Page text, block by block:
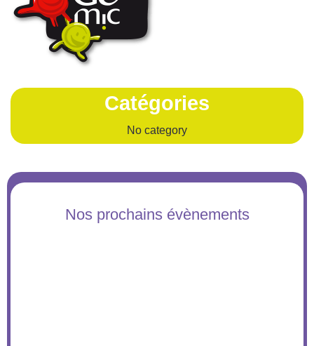
Catégories
No category
Nos prochains évènements